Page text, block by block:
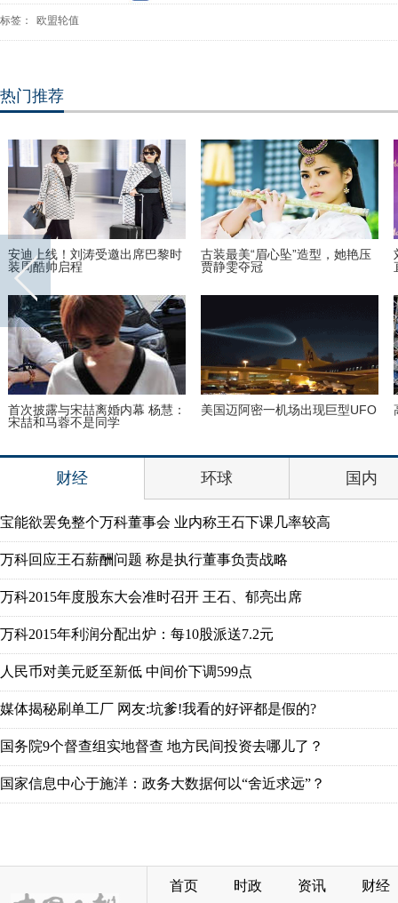
标签： 欧盟轮值
热门推荐
安迪上线！刘涛受邀出席巴黎时
装周酷帅启程
古装最美“眉心坠”造型，她艳压
贾静雯夺冠
首次披露与宋喆离婚内幕 杨慧：
宋喆和马蓉不是同学
美国迈阿密一机场出现巨型UFO
财经 环球 国内
宝能欲罢免整个万科董事会 业内称王石下课几率较高
万科回应王石薪酬问题 称是执行董事负责战略
万科2015年度股东大会准时召开 王石、郁亮出席
万科2015年利润分配出炉：每10股派送7.2元
人民币对美元贬至新低 中间价下调599点
媒体揭秘刷单工厂 网友:坑爹!我看的好评都是假的?
国务院9个督查组实地督查 地方民间投资去哪儿了？
国家信息中心于施洋：政务大数据何以“舍近求远”？
首页 时政 资讯 财经